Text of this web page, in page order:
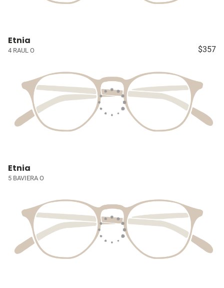
Etnia
4 RAUL O $357
Etnia
5 BAVIERA O